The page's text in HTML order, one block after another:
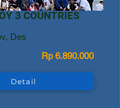
Rp6.890.000
3 COUNTRIES
Des
Detail